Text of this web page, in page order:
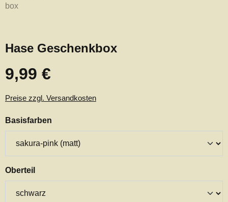
Hase Geschenkbox
Regulärer Preis:
9,99 €
Preise zzgl. Versandkosten
Basisfarben
Oberteilauswählen